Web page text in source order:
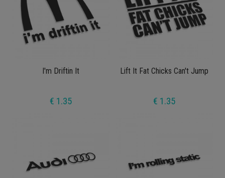
I'm Driftin It
€ 1.35
Lift It Fat Chicks Can't Jump
€ 1.35